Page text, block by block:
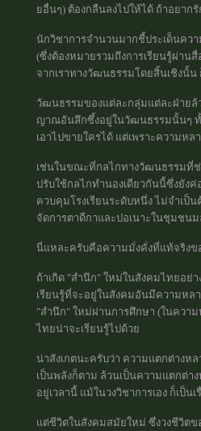
ยอื่นๆ) ต้องกลืนลงไปให้ได้ ถ้าอยาก
นักวิชาการจำนวนมากชี้ประเด็นคว
(ซึ่งต้องหมายรวมถึงการเรียนรู้ผ่าน
จากเราทางวัฒนธรรมโดยสิ้นเชิงนั้น
วัฒนธรรมของแต่ละกลุ่มแต่ละฝ่าย
ญาณอันลึกซึ้งอยู่ในวัฒนธรรมนั้นๆ ทั้
เอาไปขายใครได้ แต่เพราะความ
เช่นในขณะที่กลไกทางวัฒนธรรมที่ช่
ปรับใช้กลไกทำนองเดียวกันนี้ซึ่งยัง
ควบคุมโรงเรียนระดับหนึ่ง ไม่จำเป็น
จัดการตาดีกาและปอเนาะในชุมชน
นี่แหละครับคือความมั่งคั่งที่แท้จริง
ถ้าเกิด "สำนึก" ใหม่ในสังคมไทยอย่
เรียนรู้ที่จะอยู่ในสังคมอันมีความหล
"สำนึก" ใหม่ผ่านการศึกษา (ในควา
ไทยน่าจะเรียนรู้ไปด้วย
น่าสังเกตนะครับว่า ความแตกต่าง
เป็นพลังก็ตาม ล้วนเป็นความแตกต่
อยู่เวลานี้ แม้ในวงวิชาการเอง ก็เป็
แต่ชีวิตในสังคมสมัยใหม่ ซึ่งวงชีวิต